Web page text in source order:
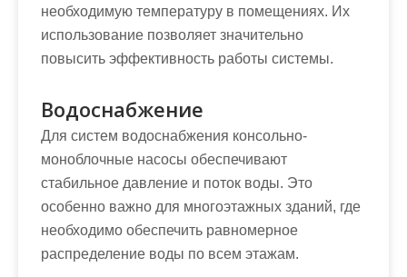
необходимую температуру в помещениях. Их
использование позволяет значительно
повысить эффективность работы системы.
Водоснабжение
Для систем водоснабжения консольно-
моноблочные насосы обеспечивают
стабильное давление и поток воды. Это
особенно важно для многоэтажных зданий, где
необходимо обеспечить равномерное
распределение воды по всем этажам.